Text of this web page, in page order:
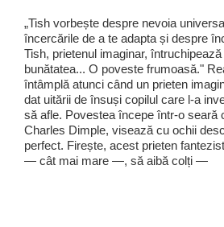
„Tish vorbește despre nevoia
încercările de a te adapta și despre
Tish, prietenul imaginar,
bunătatea... O poveste frumoasă."
întâmplă atunci când un prieten
dat uitării de însuși copilul care l-a
să afle. Povestea începe într-o seară
Charles Dimple, visează cu ochii
perfect. Firește, acest prieten
— cât mai mare —, să aibă colți —